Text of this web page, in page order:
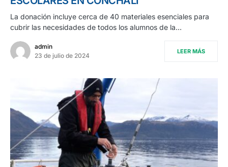
La donación incluye cerca de 40 materiales esenciales para
cubrir las necesidades de todos los alumnos de la…
admin
23 de julio de 2024
LEER MÁS